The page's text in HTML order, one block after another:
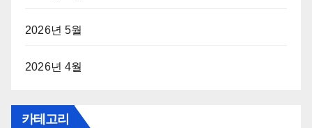
2026년 5월
2026년 4월
카테고리